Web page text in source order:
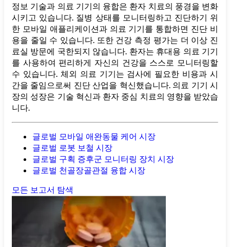
정보 기술과 의료 기기의 융합은 환자 치료의 풍경을 변화
시키고 있습니다. 질병 상태를 모니터링하고 진단하기 위
한 모바일 애플리케이션과 의료 기기를 통합하면 진단 비
용을 줄일 수 있습니다. 또한 건강 측정 평가는 더 이상 진
료실 방문에 국한되지 않습니다. 환자는 휴대용 의료 기기
를 사용하여 편리하게 자신의 건강을 스스로 모니터링할
수 있습니다. 체외 의료 기기는 검사에 필요한 비용과 시
간을 줄임으로써 진단 산업을 혁신했습니다. 의료 기기 시
장의 성장은 기술 혁신과 환자 중심 치료의 영향을 받았습
니다.
글로벌 모바일 애완동물 케어 시장
글로벌 로봇 보철 시장
글로벌 구획 증후군 모니터링 장치 시장
글로벌 천골장골관절 융합 시장
모든 보고서 탐색